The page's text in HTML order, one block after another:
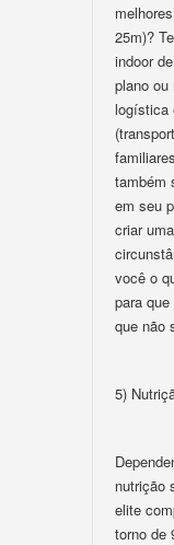
25m)?
indoor
plano ou
logística
também
em seu
criar
você o
para
que não
5)
nutrição
elite
torno de